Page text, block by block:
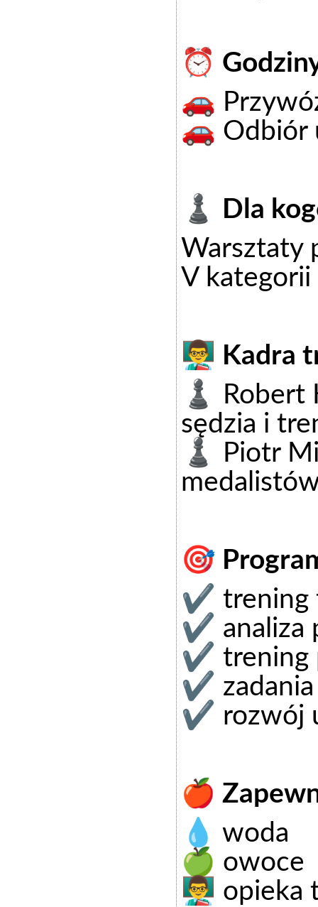
⏰
🚗
🚗 Odbiór
♟️ Dla
Warsztaty
V
👨‍🏫 Kadra
♟️ Robert
sędzia i
♟️ Piotr
🎯
✔ trening
✔ analiza
✔ trening
✔ zadania
✔ rozwój
🍎
💧 woda
🍏 owoce
👨‍🏫